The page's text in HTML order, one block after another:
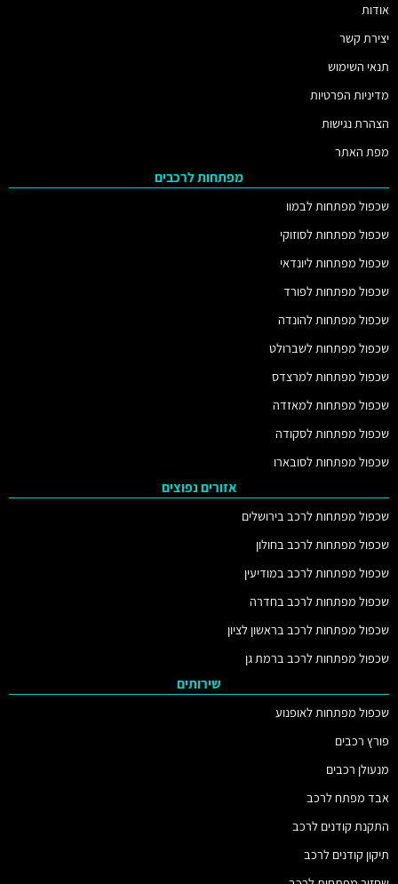
אודות
יצירת קשר
תנאי השימוש
מדיניות הפרטיות
הצהרת נגישות
מפת האתר
מפתחות לרכבים
שכפול מפתחות לבמוו
שכפול מפתחות לסוזוקי
שכפול מפתחות ליונדאי
שכפול מפתחות לפורד
שכפול מפתחות להונדה
שכפול מפתחות לשברולט
שכפול מפתחות למרצדס
שכפול מפתחות למאזדה
שכפול מפתחות לסקודה
שכפול מפתחות לסובארו
אזורים נפוצים
שכפול מפתחות לרכב בירושלים
שכפול מפתחות לרכב בחולון
שכפול מפתחות לרכב במודיעין
שכפול מפתחות לרכב בחדרה
שכפול מפתחות לרכב בראשון לציון
שכפול מפתחות לרכב ברמת גן
שירותים
שכפול מפתחות לאופנוע
פורץ רכבים
מנעולן רכבים
אבד מפתח לרכב
התקנת קודנים לרכב
תיקון קודנים לרכב